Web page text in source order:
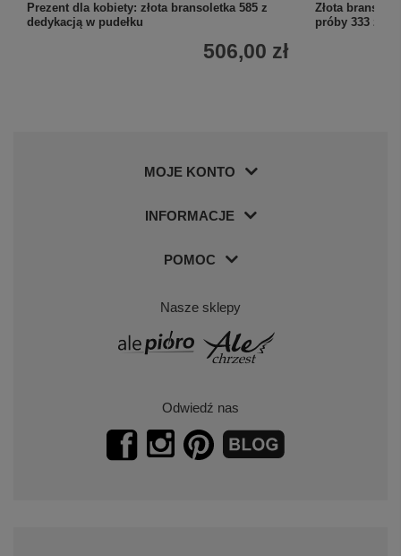
Prezent dla kobiety: złota bransoletka 585 z
dedykacją w pudełku
506,00 zł
Złota
próby 333 z
MOJE KONTO
INFORMACJE
POMOC
Nasze sklepy
Odwiedź nas